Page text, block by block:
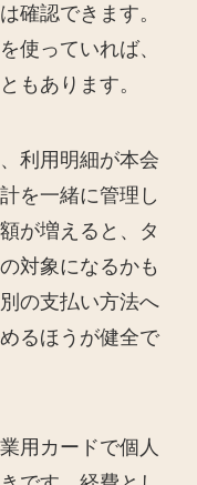
確認できます。
使っていれば、
もあります。
利用明細が本会
を一緒に管理し
が増えると、タ
対象になるかも
の支払い方法へ
るほうが健全で
用カードで個人